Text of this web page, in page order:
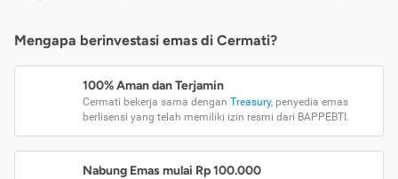
Mengapa berinvestasi emas di Cermati?
100% Aman dan Terjamin
Cermati bekerja sama dengan Treasury, penyedia emas
berlisensi yang telah memiliki izin resmi dari BAPPEBTI.
Nabung Emas mulai Rp 100.000